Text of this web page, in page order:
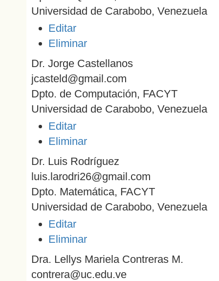
Universidad de Carabobo, Venezuela
Editar
Eliminar
Dr. Jorge Castellanos
jcasteld@gmail.com
Dpto. de Computación, FACYT
Universidad de Carabobo, Venezuela
Editar
Eliminar
Dr. Luis Rodríguez
luis.larodri26@gmail.com
Dpto. Matemática, FACYT
Universidad de Carabobo, Venezuela
Editar
Eliminar
Dra. Lellys Mariela Contreras M.
contrera@uc.edu.ve